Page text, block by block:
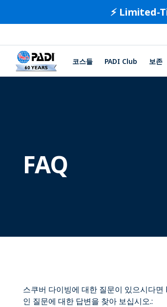
⚡️ Limited-
코스들 PADI Club 보존
FAQ
스쿠버 다이빙에 대한 질문이 있으시다
인 질문에 대한 답변을 찾아 보십시오.: